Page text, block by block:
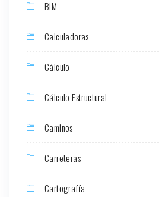
BIM
Calculadoras
Cálculo
Cálculo Estructural
Caminos
Carreteras
Cartografía